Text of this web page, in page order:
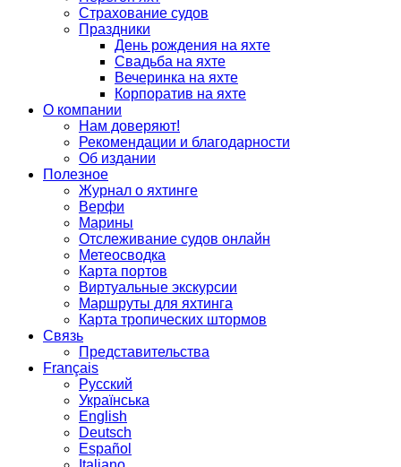
Страхование судов
Праздники
День рождения на яхте
Свадьба на яхте
Вечеринка на яхте
Корпоратив на яхте
О компании
Нам доверяют!
Рекомендации и благодарности
Об издании
Полезное
Журнал о яхтинге
Верфи
Марины
Отслеживание судов онлайн
Метеосводка
Карта портов
Виртуальные экскурсии
Маршруты для яхтинга
Карта тропических штормов
Связь
Представительства
Français
Русский
Українська
English
Deutsch
Español